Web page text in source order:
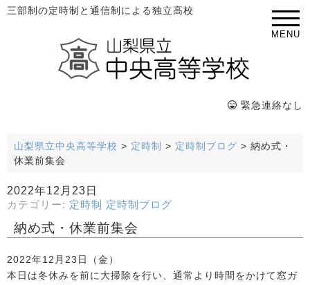
MENU
三部制の定時制と通信制による独立高校
緊急連絡なし
山梨県立中央高等学校 > 定時制 > 定時制ブログ > 納め式・
休業前集会
2022年12月23日
カテゴリー: 定時制 定時制ブログ
納め式・休業前集会
2022年12月23日（金）
本日は冬休みを前に大掃除を行い、通常より時間をかけて窓ガ